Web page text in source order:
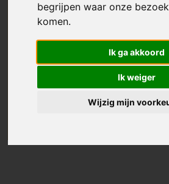
begrijpen waar onze
komen.
Ik ga akkoord
Ik weiger
Wijzig mijn
We helpen u graag
Maak hier een zoekprofiel aan
de hoogte van